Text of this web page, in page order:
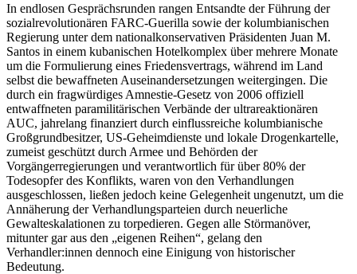
In endlosen Gesprächsrunden rangen Entsandte der Führung der
sozialrevolutionären FARC-Guerilla sowie der kolumbianischen
Regierung unter dem nationalkonservativen Präsidenten Juan M.
Santos in einem kubanischen Hotelkomplex über mehrere Monate
um die Formulierung eines Friedensvertrags, während im Land
selbst die bewaffneten Auseinandersetzungen weitergingen. Die
durch ein fragwürdiges Amnestie-Gesetz von 2006 offiziell
entwaffneten paramilitärischen Verbände der ultrareaktionären
AUC, jahrelang finanziert durch einflussreiche kolumbianische
Großgrundbesitzer, US-Geheimdienste und lokale Drogenkartelle,
zumeist geschützt durch Armee und Behörden der
Vorgängerregierungen und verantwortlich für über 80% der
Todesopfer des Konflikts, waren von den Verhandlungen
ausgeschlossen, ließen jedoch keine Gelegenheit ungenutzt, um die
Annäherung der Verhandlungsparteien durch neuerliche
Gewalteskalationen zu torpedieren. Gegen alle Störmanöver,
mitunter gar aus den „eigenen Reihen“, gelang den
Verhandler:innen dennoch eine Einigung von historischer
Bedeutung.